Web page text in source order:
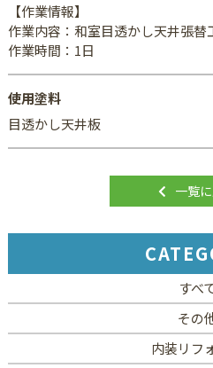
【作業情報】
作業内容：和室目透かし天井張替
作業時間：1日
使用塗料
目透かし天井板
一覧
すべ
その
内装リフ